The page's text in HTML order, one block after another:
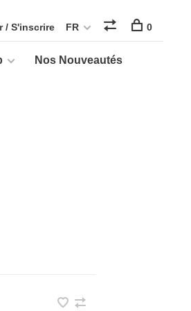
Nos Nouveautés
/ S'inscrire FR 0